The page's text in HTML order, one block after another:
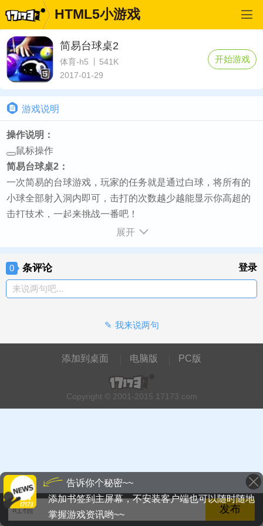
HTML5小游戏
简易台球桌2
体育-h5
541K
2017-01-29
开始游戏
游戏说明
操作说明：
鼠标操作
简易台球桌2：
一次简易的台球游戏，玩家的任务就是通过白球，将所有的
小球全部射入洞内即可，击打的次数越少越能显示你高超的
击打技术，一起来挑战一番吧！
展开
0 条评论 登录
来说两句吧...
我来说两句
添加到桌面 电脑版 PC版
Copyright © 2001-2015 17173.com
告诉你个秘密~~
添加书签到主屏幕，不安装客户端也可以随时随地
掌握游戏资讯哟~~